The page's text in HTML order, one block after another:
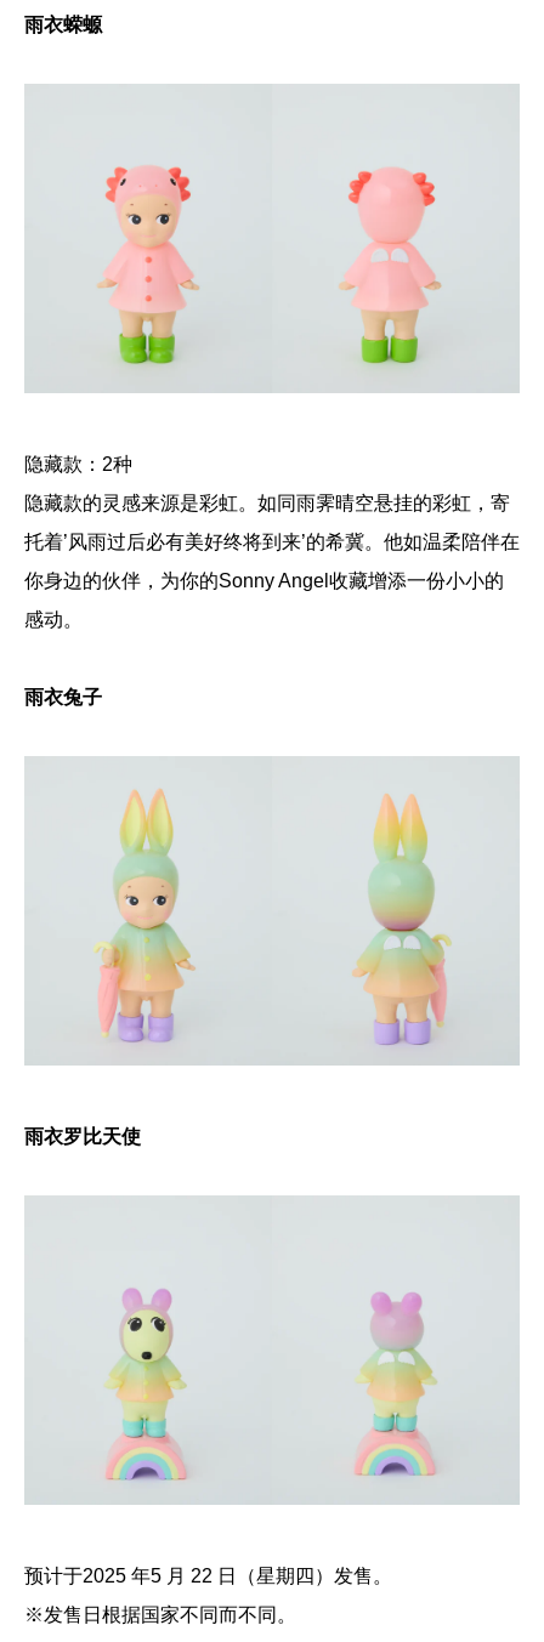
雨衣蝾螈
隐藏款：2种
隐藏款的灵感来源是彩虹。如同雨霁晴空悬挂的彩虹，寄
托着’风雨过后必有美好终将到来’的希冀。他如温柔陪伴在
你身边的伙伴，为你的Sonny Angel收藏增添一份小小的
感动。
雨衣兔子
雨衣罗比天使
预计于2025 年5 月 22 日（星期四）发售。
※发售日根据国家不同而不同。